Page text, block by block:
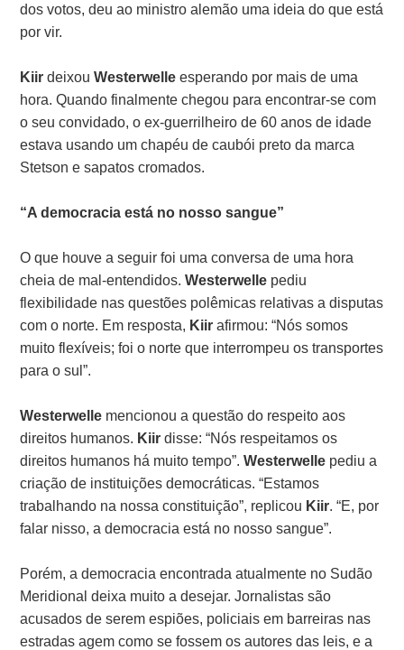
dos votos, deu ao ministro alemão uma ideia do que está
por vir.
KiirdeixouWesterwelleesperando por mais de uma
hora. Quando finalmente chegou para encontrar-se com
o seu convidado, o ex-guerrilheiro de 60 anos de idade
estava usando um chapéu de caubói preto da marca
Stetson e sapatos cromados.
“A democracia está no nosso sangue”
O que houve a seguir foi uma conversa de uma hora
cheia de mal-entendidos.Westerwelle pediu
flexibilidade nas questões polêmicas relativas a disputas
com o norte. Em resposta, Kiirafirmou: “Nós somos
muito flexíveis; foi o norte que interrompeu os transportes
para o sul”.
Westerwelle mencionou a questão do respeito aos
direitos humanos. Kiirdisse: “Nós respeitamos os
direitos humanos há muito tempo”.Westerwelle pediu a
criação de instituições democráticas. “Estamos
trabalhando na nossa constituição”, replicou Kiir. “E, por
falar nisso, a democracia está no nosso sangue”.
Porém, a democracia encontrada atualmente no Sudão
Meridional deixa muito a desejar. Jornalistas são
acusados de serem espiões, policiais em barreiras nas
estradas agem como se fossem os autores das leis, e a